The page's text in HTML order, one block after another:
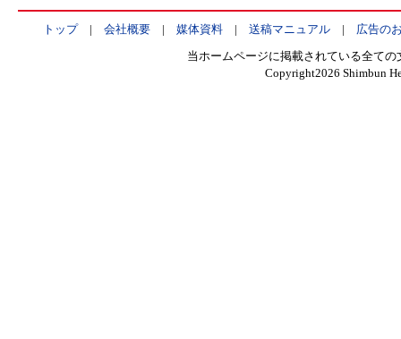
トップ| 会社概要| 媒体資料| 送稿マニュアル| 広告の
当ホームページに掲載されている全て
Copyright2026 Shimbun